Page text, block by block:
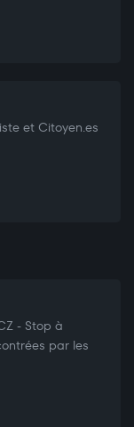
et Citoyen.es
- Stop à
par les